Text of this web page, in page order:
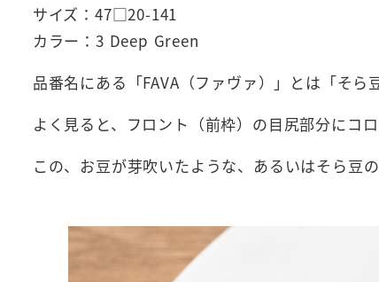
サイズ：47□20-141
カラー：3 Deep Green
品番名にある「FAVA（ファヴァ）」とは「そら
よく見ると、フロント（前枠）の目尻部分にコ
この、お豆が芽吹いたような、あるいはそら豆